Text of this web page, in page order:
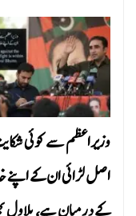
وزیراعظم سے کوئی
اصل لڑائی ان کے اپنے
کے درمیان ہے، بلاول